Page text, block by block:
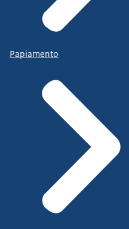
Papiamento